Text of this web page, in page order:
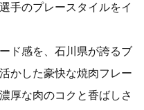
手のプレースタイルをイ
ド感を、石川県が誇るブ
かした豪快な焼肉フレー
厚な肉のコクと香ばしさ